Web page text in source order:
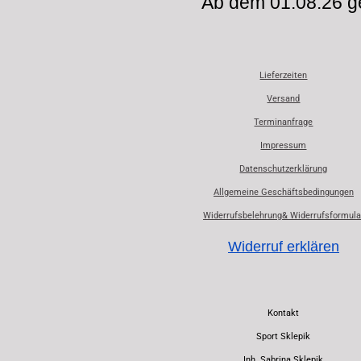
Lieferzeiten
Versand
Terminanfrage
Impressum
Datenschutzerklärung
Allgemeine Geschäftsbedingungen
Widerrufsbelehrung&
Widerruf erklären
Kontakt
Sport Sklepik